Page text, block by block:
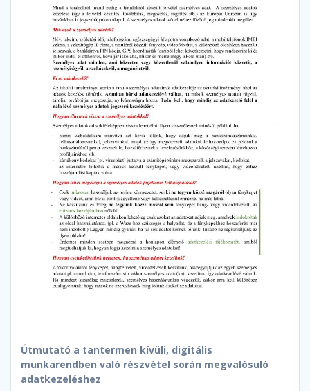
Útmutató a tantermen kívüli, digitális
munkarendben való részvétel során megvalósuló
adatkezeléshez